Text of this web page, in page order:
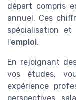
départ compris
annuel. Ces
spécialisation
l'emploi.
En rejoignant
vos études,
expérience